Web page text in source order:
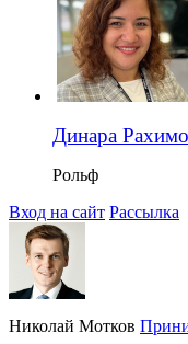
Динара
Рольф
Вход на сайт Рассылка
Николай Мотков